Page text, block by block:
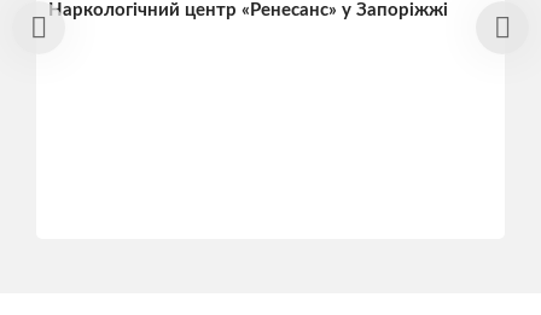
Наркологічний центр «Ренесанс» у Запоріжжі